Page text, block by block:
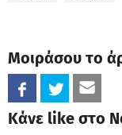
Μοιράσου το
Κάνε like στο